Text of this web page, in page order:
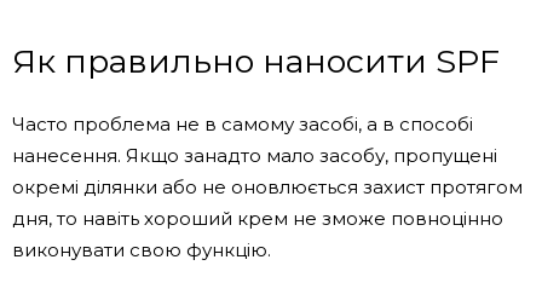
Як правильно наносити SPF
Часто проблема не в самому засобі, а в способі
нанесення. Якщо занадто мало засобу, пропущені
окремі ділянки або не оновлюється захист протягом
дня, то навіть хороший крем не зможе повноцінно
виконувати свою функцію.